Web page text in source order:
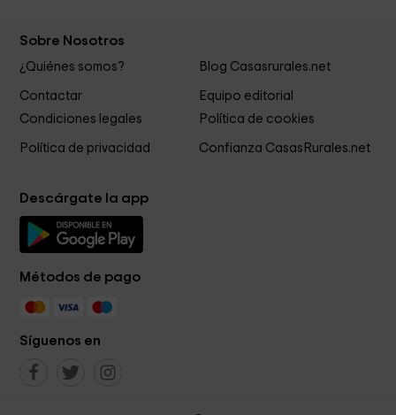
Sobre Nosotros
¿Quiénes somos? Blog Casasrurales.net
Contactar
Equipo editorial
Condiciones legales
Política de cookies
Política de privacidad Confianza CasasRurales.net
Descárgate la app
Métodos de pago
Síguenos en